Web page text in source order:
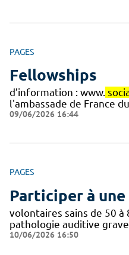
PAGES
Fellowships
d’information : www.
l'ambassade de France
09/06/2026 16:44
PAGES
Participer à
volontaires sains de 50
pathologie auditive
10/06/2026 16:50